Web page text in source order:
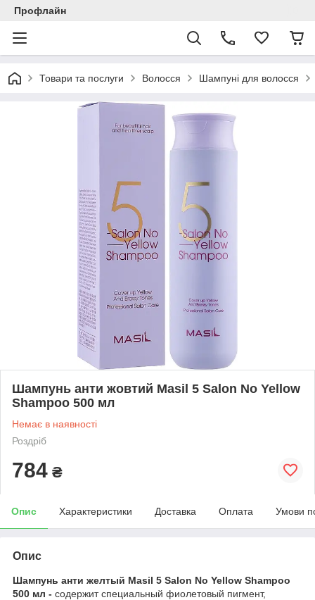
Профлайн
Товари та послуги Волосся Шампуні для волосся
Шампунь анти жовтий Masil 5 Salon No Yellow
Shampoo 500 мл
Немає в наявності
Роздріб
784 ₴
Опис Характеристики Доставка Оплата Умови
Опис
Шампунь анти желтый Masil 5 Salon No Yellow Shampoo
500 мл - содержит специальный фиолетовый пигмент,